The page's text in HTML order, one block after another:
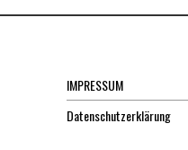
IMPRESSUM
Datenschutzerklärung